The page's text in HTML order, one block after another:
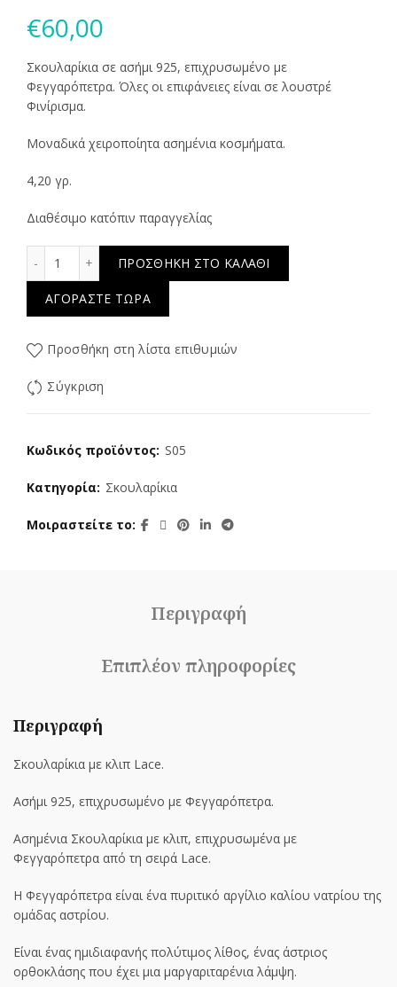
€60,00
Σκουλαρίκια σε ασήμι 925, επιχρυσωμένο με
Φεγγαρόπετρα. Όλες οι επιφάνειες είναι σε λουστρέ
Φινίρισμα.
Μοναδικά χειροποίητα ασημένια κοσμήματα.
4,20 γρ.
Διαθέσιμο κατόπιν παραγγελίας
ΠΡΟΣΘΉΚΗ ΣΤΟ ΚΑΛΆΘΙ
ΑΓΟΡΆΣΤΕ ΤΏΡΑ
Προσθήκη στη λίστα επιθυμιών
Σύγκριση
Κωδικός προϊόντος: S05
Κατηγορία: Σκουλαρίκια
Μοιραστείτε το
Περιγραφή
Επιπλέον πληροφορίες
Περιγραφή
Σκουλαρίκια με κλιπ Lace.
Ασήμι 925, επιχρυσωμένο με Φεγγαρόπετρα.
Ασημένια Σκουλαρίκια με κλιπ, επιχρυσωμένα με
Φεγγαρόπετρα από τη σειρά Lace.
Η Φεγγαρόπετρα είναι ένα πυριτικό αργίλιο καλίου νατρίου της
ομάδας αστρίου.
Είναι ένας ημιδιαφανής πολύτιμος λίθος, ένας άστριος
ορθοκλάσης που έχει μια μαργαριταρένια λάμψη.